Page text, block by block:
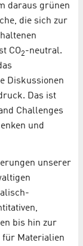
daraus grünen
die sich zur
CO2-neutral.
Diskussionen
Das ist
Challenges
und
unserer
bis hin zur
für Materialien